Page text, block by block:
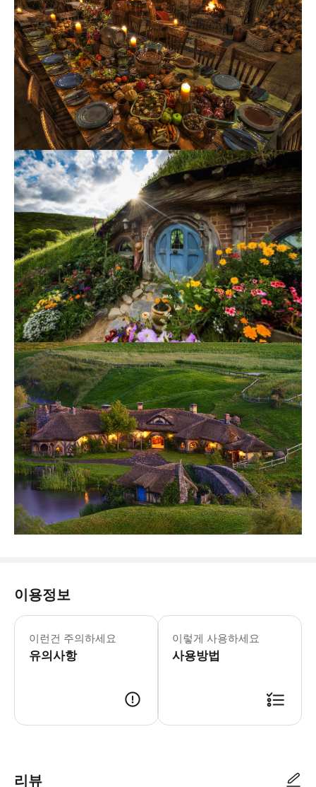
이용정보
이런건 주의하세요
유의사항
이렇게 사용하세요
사용방법
리뷰